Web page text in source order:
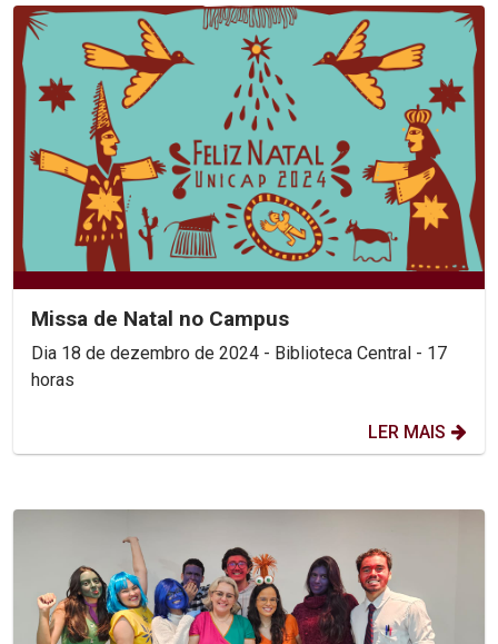
Missa de Natal no Campus
Dia 18 de dezembro de 2024 - Biblioteca Central - 17
horas
LER MAIS